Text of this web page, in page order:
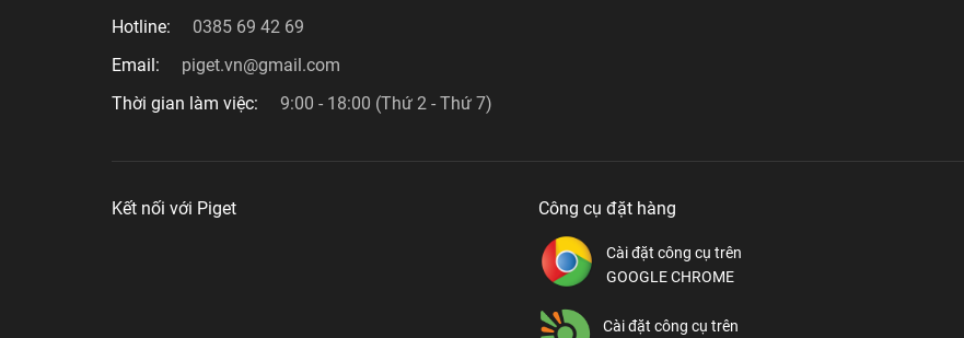
Hotline:
0385 69 42 69
Email:
piget.vn@gmail.com
Thời gian làm việc:
9:00 - 18:00 (Thứ 2 - Thứ 7)
Kết nối với Piget Công cụ đặt hàng
Cài đặt công cụ trên
GOOGLE CHROME
Cài đặt công cụ trên